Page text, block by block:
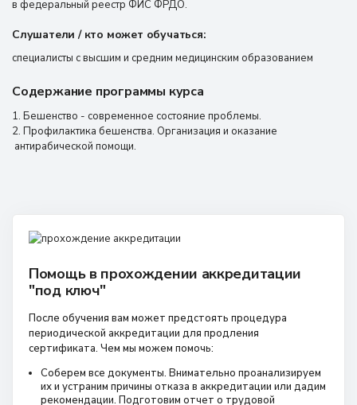
в федеральный реестр ФИС ФРДО.
Слушатели / кто может обучаться:
специалисты с высшим и средним медицинским образованием
Содержание программы курса
1. Бешенство - современное состояние проблемы.
2. Профилактика бешенства. Организация и оказание
антирабической помощи.
Помощь в прохождении аккредитации
"под ключ"
После обучения вам может предстоять процедура
периодической аккредитации для продления
сертификата. Чем мы можем помочь:
Соберем все документы. Внимательно проанализируем
их и устраним причины отказа в аккредитации или дадим
рекомендации. Подготовим отчет о трудовой